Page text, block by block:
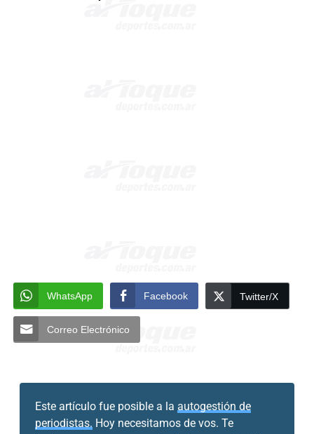
WhatsApp Facebook Twitter/X
Correo Electrónico
Este artículo fue posible a la autogestión de
periodistas. Hoy necesitamos de vos. Te